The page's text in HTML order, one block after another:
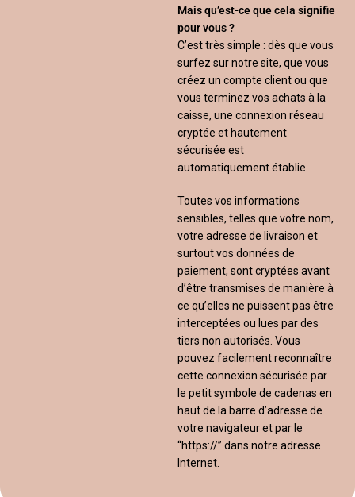
Mais qu’est-ce que cela signifie
pour vous ?
C’est très simple : dès que vous
surfez sur notre site, que vous
créez un compte client ou que
vous terminez vos achats à la
caisse, une connexion réseau
cryptée et hautement
sécurisée est
automatiquement établie.
Toutes vos informations
sensibles, telles que votre nom,
votre adresse de livraison et
surtout vos données de
paiement, sont cryptées avant
d’être transmises de manière à
ce qu’elles ne puissent pas être
interceptées ou lues par des
tiers non autorisés. Vous
pouvez facilement reconnaître
cette connexion sécurisée par
le petit symbole de cadenas en
haut de la barre d’adresse de
votre navigateur et par le
“https://” dans notre adresse
Internet.